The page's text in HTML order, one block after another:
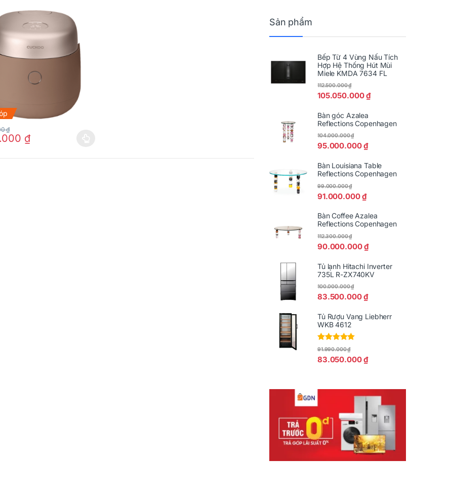
chọn trên trang sản phẩm
₫
₫
này có nhiều biến thể. Các tùy chọn có thể được chọn trên trang sản phẩm
Sản phẩm
Bếp Từ 4 Vùng Nấu Tích
Hợp Hệ Thống Hút Mùi
Miele KMDA 7634 FL
105.050.000₫
112.500.000₫
Bàn góc Azalea
Reflections Copenhagen
95.000.000₫
104.000.000₫
Bàn Louisiana Table
Reflections Copenhagen
91.000.000₫
99.000.000₫
Bàn Coffee Azalea
Reflections Copenhagen
90.000.000₫
112.300.000₫
Tủ lạnh Hitachi Inverter
735L R-ZX740KV
83.500.000₫
100.000.000₫
Tủ Rượu Vang Liebherr
WKB 4612
Được xếp
5
sao
83.050.000₫
91.990.000₫